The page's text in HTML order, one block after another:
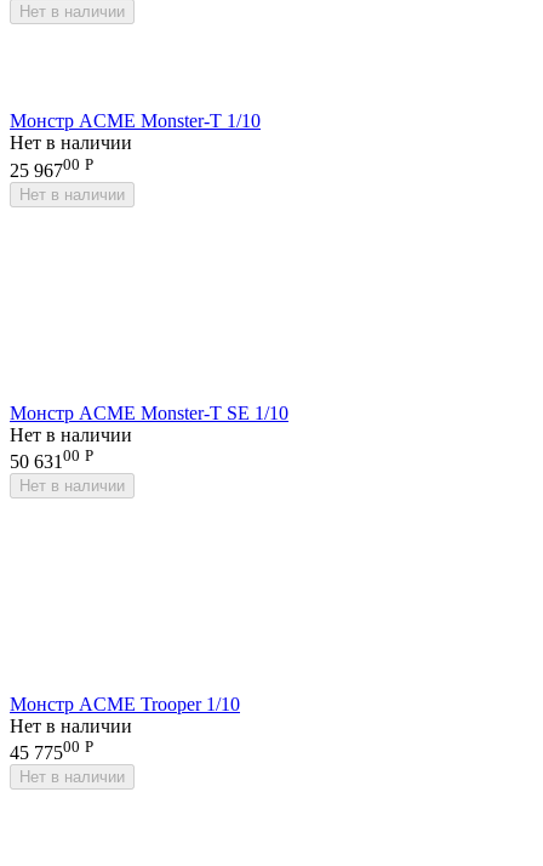
Нет в наличии
Монстр ACME Monster-T 1/10
Нет в наличии
25 96700 Р
Нет в наличии
Монстр ACME Monster-T SE 1/10
Нет в наличии
50 631 00 Р
Нет в наличии
Монстр ACME Trooper 1/10
Нет в наличии
45 77500 Р
Нет в наличии